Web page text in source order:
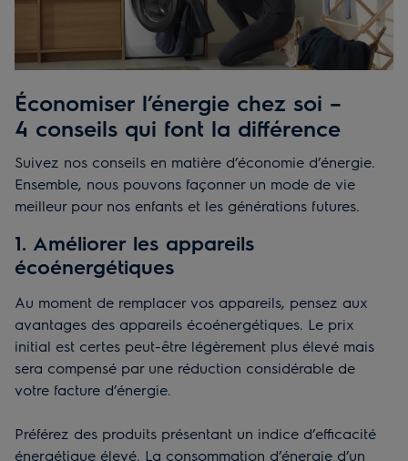
Économiser l’énergie chez soi –
4 conseils qui font la différence
Suivez nos conseils en matière d’économie d’énergie.
Ensemble, nous pouvons façonner un mode de vie
meilleur pour nos enfants et les générations futures.
1. Améliorer les appareils
écoénergétiques
Au moment de remplacer vos appareils, pensez aux
avantages des appareils écoénergétiques. Le prix
initial est certes peut-être légèrement plus élevé mais
sera compensé par une réduction considérable de
votre facture d’énergie.
Préférez des produits présentant un indice d’efficacité
énergétique élevé. La consommation d’énergie d’un